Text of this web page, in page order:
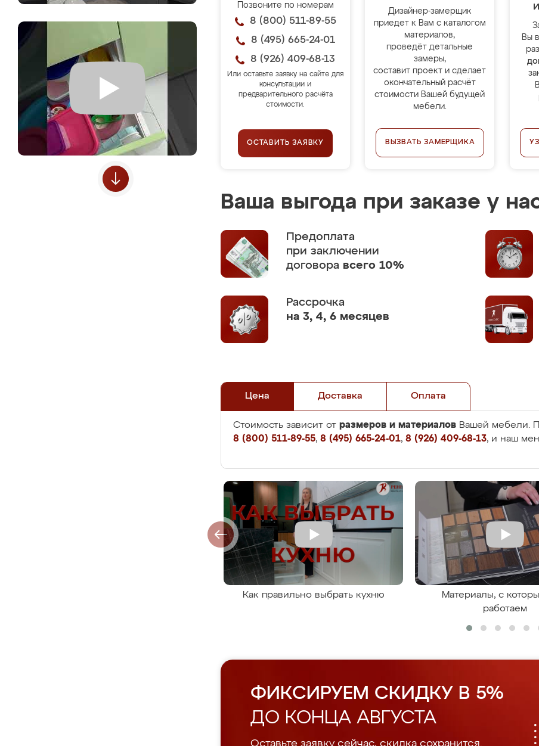
Позвоните по номерам
8 (800) 511-89-55
8 (495) 665-24-01
8 (926) 409-68-13
Или оставьте заявку на сайте для
консультации и
предварительного расчёта
стоимости.
ОСТАВИТЬ ЗАЯВКУ
Дизайнер-замерщик
приедет к Вам с каталогом
материалов,
проведёт детальные
замеры,
составит проект и сделает
окончательный расчёт
стоимости Вашей будущей
мебели.
ВЫЗВАТЬ ЗАМЕРЩИКА
Вы
Ваша выгода при заказе у
Предоплата
при заключении
договора всего 10%
Рассрочка
на 3, 4, 6 месяцев
Цена Доставка Оплата
Стоимость зависит от размеров и материалов Вашей мебели.
8 (800) 511-89-55, 8 (495) 665-24-01, 8 (926) 409-68-13, и наш
Как правильно выбрать кухню
Материалы, с
работаем
ФИКСИРУЕМ СКИДКУ В 5%
ДО КОНЦА АВГУСТА
Оставьте заявку сейчас, скидка сохранится.